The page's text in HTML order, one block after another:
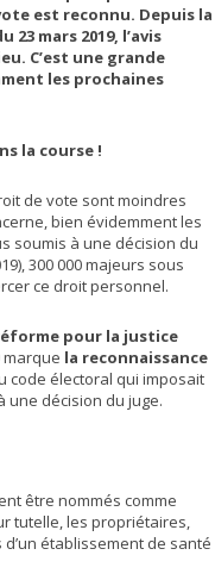
est reconnu. Depuis la
23 mars 2019, l’avis
C’est une grande
les prochaines
la course !
de vote sont moindres
bien évidemment les
soumis à une décision du
300 000 majeurs sous
ce droit personnel.
pour la justice
marque la reconnaissance
code électoral qui imposait
une décision du juge.
être nommés comme
tutelle, les propriétaires,
établissement de santé